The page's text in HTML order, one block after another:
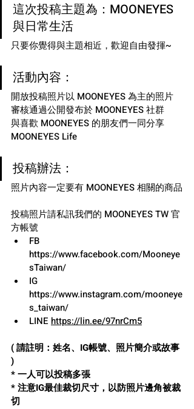
這次投稿主題為：MOONEYES
與日常生活
只要你覺得與主題相近，歡迎自由發揮~
活動內容：
開放投稿照片以 MOONEYES 為主的照片
審核通過公開發布於 MOONEYES 社群
與喜歡 MOONEYES 的朋友們一同分享
MOONEYES Life
投稿辦法：
照片內容一定要有 MOONEYES 相關的商品
投稿照片請私訊我們的 MOONEYES TW 官
方帳號
FB
https://www.facebook.com/Mooneye
sTaiwan/
IG
https://www.instagram.com/mooneye
s_taiwan/
LINE https://lin.ee/97nrCm5
( 請註明：姓名、IG帳號、照片簡介或故事
)
* 一人可以投稿多張
* 注意IG最佳裁切尺寸，以防照片邊角被裁
切